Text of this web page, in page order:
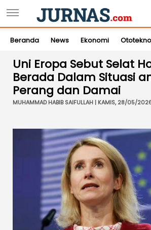
Beranda News Ekonomi Ototekno
Uni Eropa Sebut Selat
Berada Dalam Situasi
Perang dan Damai
MUHAMMAD HABIB SAIFULLAH | KAMIS, 28/05/